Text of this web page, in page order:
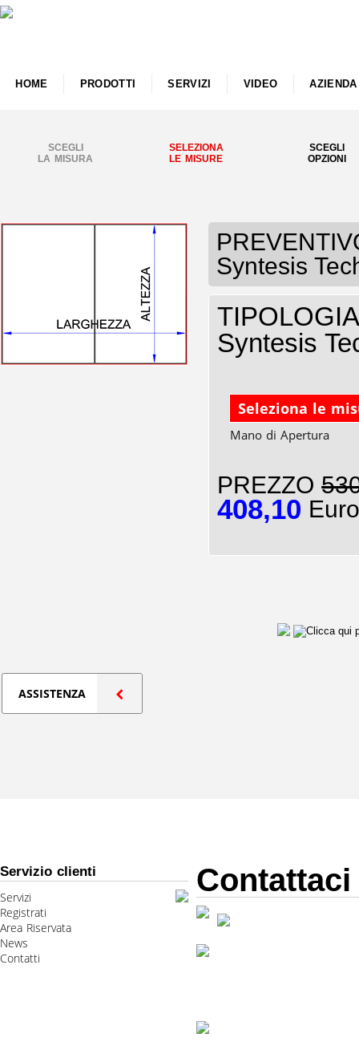
HOME PRODOTTI SERVIZI VIDEO AZIENDA
SCEGLI
LA MISURA
SELEZIONA
LE MISURE
SCEGLI
OPZIONI
Syntesis
Syntesis
Seleziona le
Mano di Apertura
PREZZO
408,10
ASSISTENZA
Servizio clienti
Servizi
Registrati
Area Riservata
News
Contatti
Contattaci